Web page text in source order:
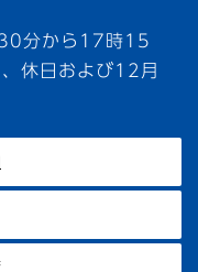
分から17時15
休日および12月